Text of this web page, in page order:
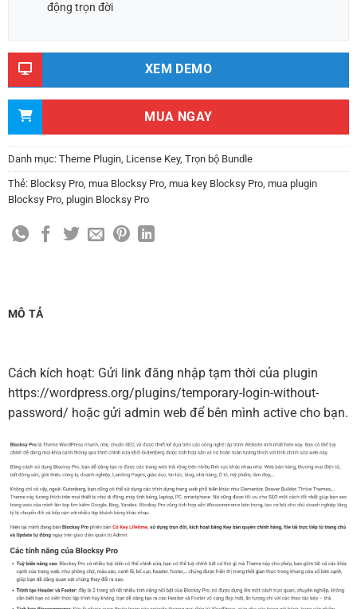
động trọn đời
XEM DEMO
MUA NGAY
Danh mục: Theme Plugin, License Key, Trọn bộ Bundle
Thẻ: Blocksy Pro, mua Blocksy Pro, mua key Blocksy Pro, mua plugin
Blocksy Pro, plugin Blocksy Pro
MÔ TẢ
Cách kích hoạt: Gửi link đăng nhập tạm thời của plugin
https://wordpress.org/plugins/temporary-login-without-
password/ hoặc gửi admin web để bên mình active cho bạn.